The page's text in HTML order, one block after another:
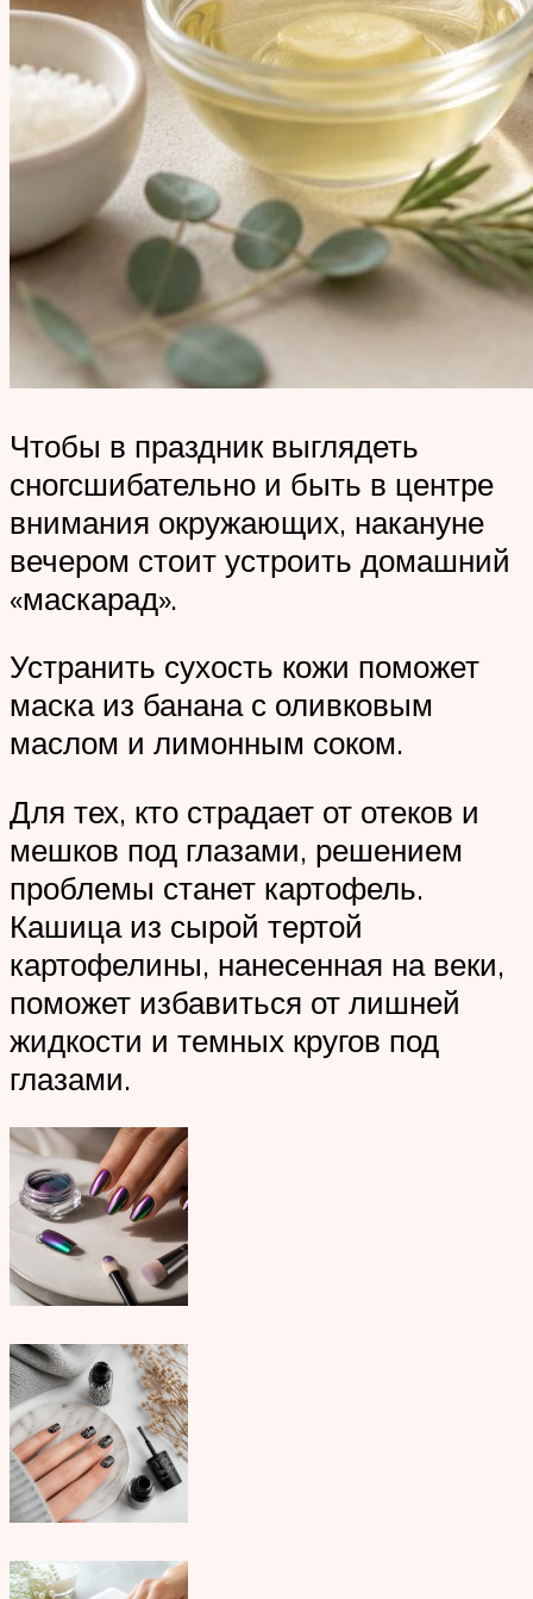
Чтобы в праздник выглядеть
сногсшибательно и быть в центре
внимания окружающих, накануне
вечером стоит устроить домашний
«маскарад».
Устранить сухость кожи поможет
маска из банана с оливковым
маслом и лимонным соком.
Для тех, кто страдает от отеков и
мешков под глазами, решением
проблемы станет картофель.
Кашица из сырой тертой
картофелины, нанесенная на веки,
поможет избавиться от лишней
жидкости и темных кругов под
глазами.